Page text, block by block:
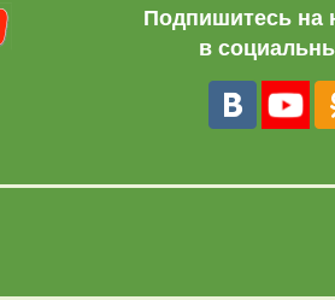
Подпишитесь на
в